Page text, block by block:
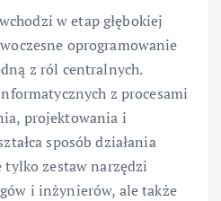
w etap głębokiej
oprogramowanie
z ról centralnych.
z procesami
projektowania i
sposób działania
zestaw narzędzi
i inżynierów, ale także